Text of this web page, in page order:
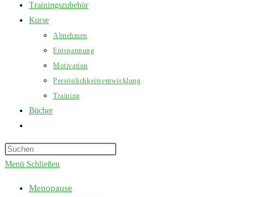
Trainingszubehör
Kurse
Abnehmen
Entspannung
Motivation
Persönlichkeitsentwicklung
Training
Bücher
umschalten
Menü Schließen
Menopause